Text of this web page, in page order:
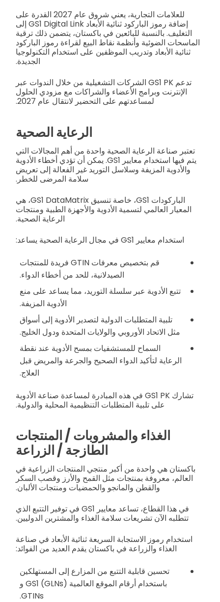
للعلامات التجارية، يعني شروق عام 2027 القدرة على
إضافة رموز الباركود ثنائية الأبعاد GS1 Digital Link إلى
التغليف. بالنسبة للبائعين في باكستان، يتضمن ذلك ترقية
الماسحات الضوئية وأنظمة نقاط البيع لقراءة رموز الباركود
ثنائية الأبعاد وتدريب الموظفين على استخدام التكنولوجيا
الجديدة.
تدعم GS1 PK الشركات التشغيلية من خلال الندوات عبر
الإنترنت وبرامج الأعضاء والشراكات مع مزودي الحلول
لمساعدتهم على التحضير لانتقال عام 2027.
الرعاية الصحية
تعتبر صناعة الرعاية الصحية واحدة من أهم المجالات التي
يتم فيها استخدام معايير GS1. يمكن أن تؤدي أخطاء الأدوية
والأدوية المزيفة وسلاسل التوريد غير الفعالة إلى تعريض
سلامة المرضى للخطر.
الباركودات GS1، خاصة تنسيق GS1 DataMatrix، هي
المعيار العالمي لتسمية الأدوية والأجهزة الطبية ومنتجات
الرعاية الصحية.
استخدام معايير GS1 في مجال الرعاية الصحية يساعد:
قم بتخصيص معرفات GTIN فريدة للمنتجات
الصيدلانية، للحد من أخطاء الدواء.
تتبع الأدوية عبر سلسلة التوريد، مما يساعد على منع
الأدوية المزيفة.
تلبية المتطلبات الدولية لتصدير الأدوية إلى أسواق
مثل الاتحاد الأوروبي والولايات المتحدة ودول الخليج.
السماح للمستشفيات بمسح الأدوية عند نقطة
الرعاية لتأكيد الدواء الصحيح والجرعة والمريض قبل
العلاج.
تشارك GS1 PK في هذه المبادرة لمساعدة صناعة الأدوية
على تلبية المتطلبات التنظيمية المحلية والدولية.
الغذاء والمشروبات / المنتجات
الطازجة / الزراعة
باكستان هي واحدة من أكبر منتجي المنتجات الزراعية في
العالم، معروفة بمنتجات مثل القمح والأرز وقصب السكر
والقطن والمانجو والحمضيات ومنتجات الألبان.
في هذا القطاع، تساعد معايير GS1 في توفير التتبع الذي
تتطلبه الآن تشريعات سلامة الغذاء والمشترين الدوليين.
استخدام رموز الاستجابة السريعة ثنائية الأبعاد في صناعة
الغذاء والزراعة في باكستان يقدم العديد من الفوائد:
تحسين قابلية التتبع من المزارع إلى المستهلكين
باستخدام أرقام الموقع العالمية GS1 (GLNs) و
GTINs.